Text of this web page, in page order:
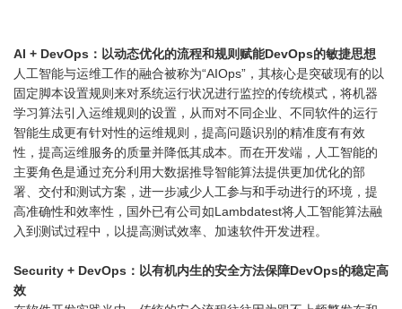
AI + DevOps：以动态优化的流程和规则赋能DevOps的敏捷思想
人工智能与运维工作的融合被称为“AIOps”，其核心是突破现有的以
固定脚本设置规则来对系统运行状况进行监控的传统模式，将机器
学习算法引入运维规则的设置，从而对不同企业、不同软件的运行
智能生成更有针对性的运维规则，提高问题识别的精准度有有效
性，提高运维服务的质量并降低其成本。而在开发端，人工智能的
主要角色是通过充分利用大数据推导智能算法提供更加优化的部
署、交付和测试方案，进一步减少人工参与和手动进行的环境，提
高准确性和效率性，国外已有公司如Lambdatest将人工智能算法融
入到测试过程中，以提高测试效率、加速软件开发进程。
Security + DevOps：以有机内生的安全方法保障DevOps的稳定高
效